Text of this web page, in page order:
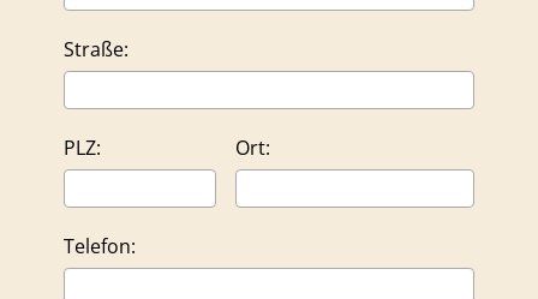
Straße:
PLZ: Ort:
Telefon: